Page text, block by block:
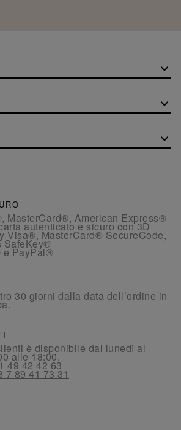
MasterCard®, American Express®
autenticato e sicuro con 3D
Visa®, MasterCard® SecureCode,
SafeKey®
e PayPal®
30 giorni dalla data dell’ordine in
è disponibile dal lunedì al
alle 18:00.
49 42 42 63
7 89 41 73 31